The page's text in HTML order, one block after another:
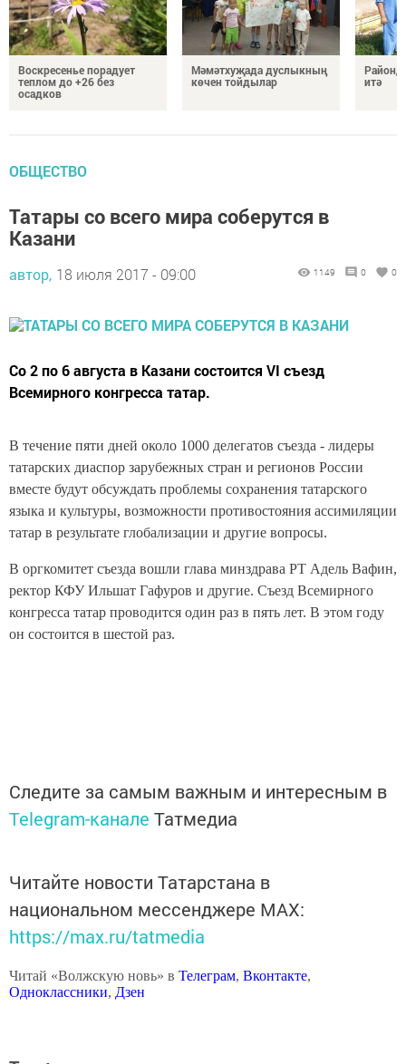
Воскресенье порадует
теплом до +26 без
осадков
Мәмәтхуҗада дуслыкның
көчен тойдылар
итә
ОБЩЕСТВО
Татары со всего мира соберутся в
Казани
автор, 18 июля 2017 - 09:00 1149 0 0
Со 2 по 6 августа в Казани состоится VI съезд
Всемирного конгресса татар.
В течение пяти дней около 1000 делегатов съезда - лидеры
татарских диаспор зарубежных стран и регионов России
вместе будут обсуждать проблемы сохранения татарского
языка и культуры, возможности противостояния ассимиляции
татар в результате глобализации и другие вопросы.
В оргкомитет съезда вошли глава минздрава РТ Адель Вафин,
ректор КФУ Ильшат Гафуров и другие. Съезд Всемирного
конгресса татар проводится один раз в пять лет. В этом году
он состоится в шестой раз.
Следите за самым важным и интересным в
Telegram-канале Татмедиа
Читайте новости Татарстана в
национальном мессенджере MАХ:
https://max.ru/tatmedia
Читай «Волжскую новь» в Телеграм, Вконтакте,
Одноклассники, Дзен